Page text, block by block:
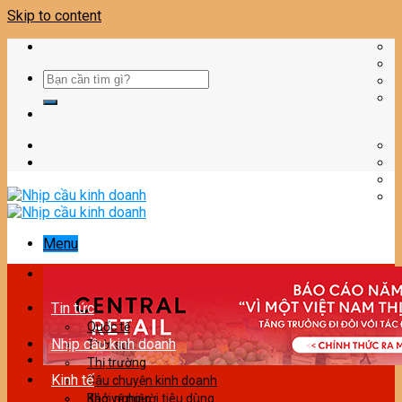
Skip to content
Menu
Tin tức
Quốc tế
Thời sự
Nhịp cầu kinh doanh
Thị trường
Câu chuyện kinh doanh
Bảo vệ người tiêu dùng
Kinh tế
Khởi nghiệp